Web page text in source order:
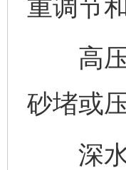
重调节
高压
砂堵或
深水